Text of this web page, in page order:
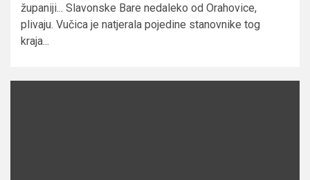
županiji... Slavonske Bare nedaleko od Orahovice,
plivaju. Vučica je natjerala pojedine stanovnike tog
kraja...